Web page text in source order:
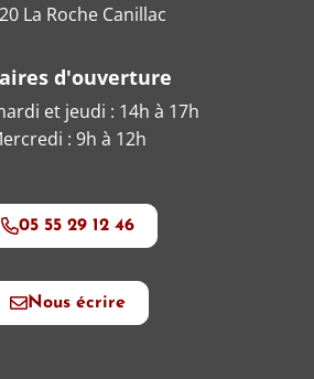
La Roche Canillac
d'ouverture
et jeudi : 14h à 17h
: 9h à 12h
05 55 29 12 46
Nous écrire